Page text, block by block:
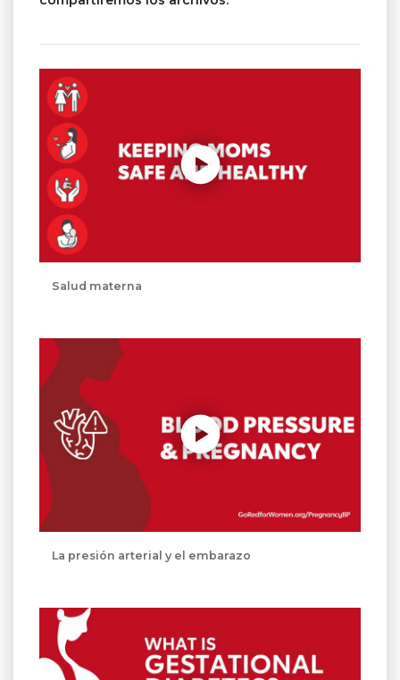
Reproducir sin modo automático
Salud materna
Reproducir sin modo automático
La presión arterial y el embarazo
Reproducir sin modo automático